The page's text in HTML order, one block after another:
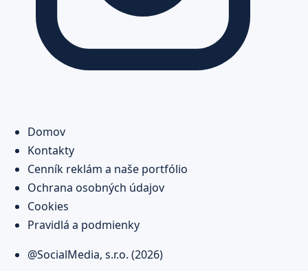
Domov
Kontakty
Cenník reklám a naše portfólio
Ochrana osobných údajov
Cookies
Pravidlá a podmienky
@SocialMedia, s.r.o. (2026)